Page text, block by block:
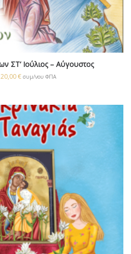
ΣΤ’ Ιούλιος – Αύγουστος
20,00€ συμ/νου ΦΠΑ